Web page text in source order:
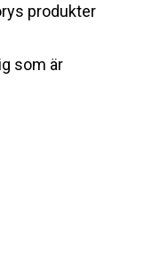
produkter
som är